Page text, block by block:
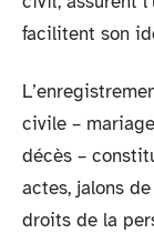
facilitent son
civile –
décès –
actes, jalons
droits de la